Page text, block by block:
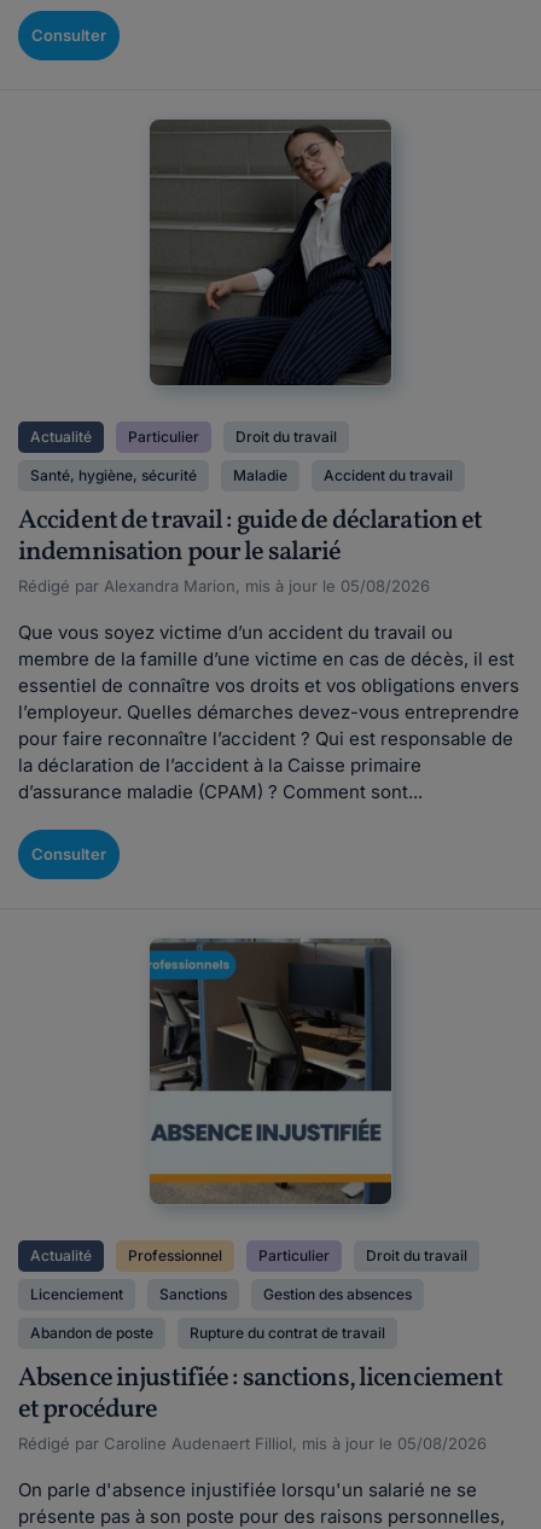
Consulter
Actualité Particulier Droit du travail
Santé, hygiène, sécurité Maladie Accident du travail
Accident de travail : guide de déclaration et
indemnisation pour le salarié
Rédigé par Alexandra Marion, mis à jour le 05/08/2026
Que vous soyez victime d’un accident du travail ou
membre de la famille d’une victime en cas de décès, il est
essentiel de connaître vos droits et vos obligations envers
l’employeur. Quelles démarches devez-vous entreprendre
pour faire reconnaître l’accident ? Qui est responsable de
la déclaration de l’accident à la Caisse primaire
d’assurance maladie (CPAM) ? Comment sont...
Consulter
Actualité Professionnel Particulier Droit du travail
Licenciement Sanctions Gestion des absences
Abandon de poste Rupture du contrat de travail
Absence injustifiée : sanctions, licenciement
et procédure
Rédigé par Caroline Audenaert Filliol, mis à jour le 05/08/2026
On parle d'absence injustifiée lorsqu'un salarié ne se
présente pas à son poste pour des raisons personnelles,